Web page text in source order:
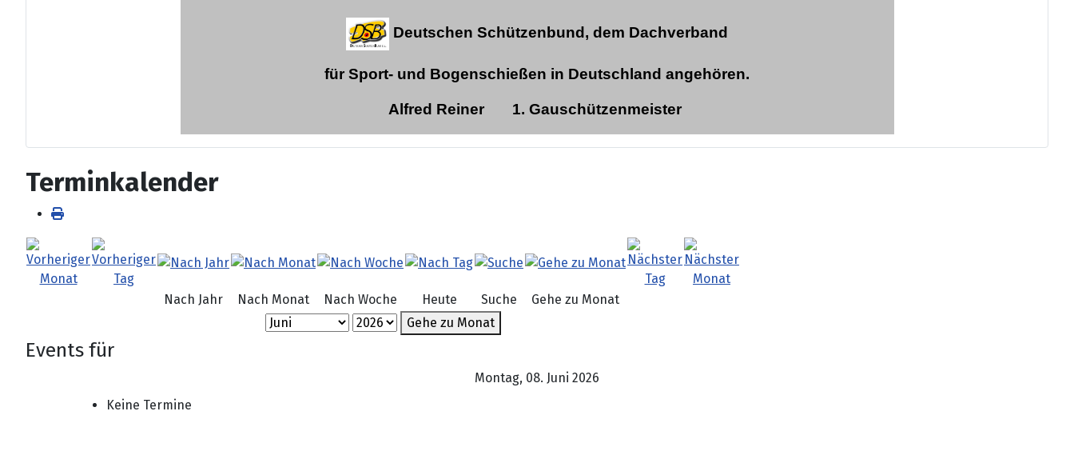
Deutschen Schützenbund, dem Dachverband
für Sport- und Bogenschießen in Deutschland angehören.
Alfred Reiner 1. Gauschützenmeister
Terminkalender
Nach Jahr Nach Monat Nach Woche Heute Suche
Gehe zu Monat
Gehe zu Monat
Events für
Montag, 08. Juni 2026
Keine Termine